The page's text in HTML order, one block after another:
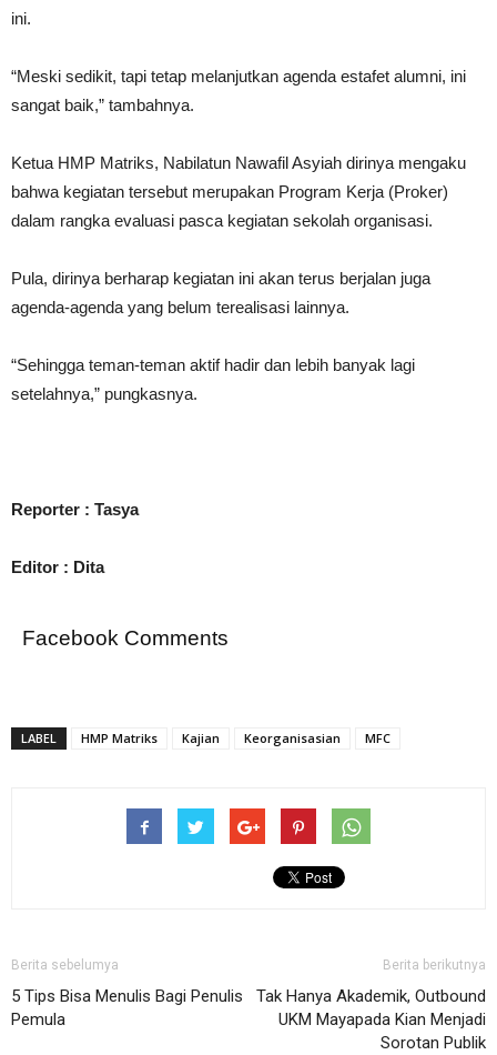
ini.
“Meski sedikit, tapi tetap melanjutkan agenda estafet alumni, ini
sangat baik,” tambahnya.
Ketua HMP Matriks, Nabilatun Nawafil Asyiah dirinya mengaku
bahwa kegiatan tersebut merupakan Program Kerja (Proker)
dalam rangka evaluasi pasca kegiatan sekolah organisasi.
Pula, dirinya berharap kegiatan ini akan terus berjalan juga
agenda-agenda yang belum terealisasi lainnya.
“Sehingga teman-teman aktif hadir dan lebih banyak lagi
setelahnya,” pungkasnya.
Reporter : Tasya
Editor : Dita
Facebook Comments
LABEL HMP Matriks Kajian Keorganisasian MFC
Berita sebelumya
5 Tips Bisa Menulis Bagi Penulis
Pemula
Berita berikutnya
Tak Hanya Akademik, Outbound
UKM Mayapada Kian Menjadi
Sorotan Publik